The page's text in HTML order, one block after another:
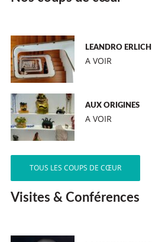
LEANDRO ERLICH
A VOIR
AUX ORIGINES
A VOIR
TOUS LES COUPS DE CŒUR
Visites & Conférences